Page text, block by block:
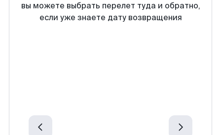
вы можете выбрать перелет туда и обратно,
если уже знаете дату возвращения